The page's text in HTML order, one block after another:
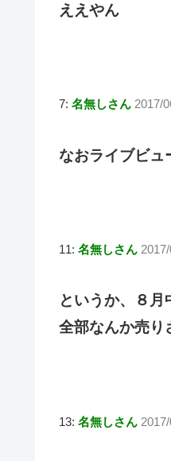
ええやん
7: 名無しさん 2017/
なおライブビュ
11: 名無しさん
というか、８月
全部なんか売り
13: 名無しさん